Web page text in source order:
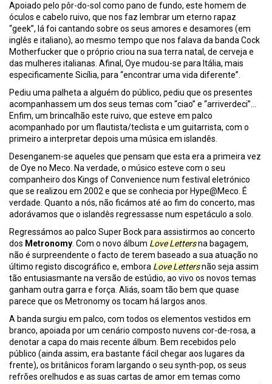
Apoiado pelo pôr-do-sol como pano de fundo, este homem de
óculos e cabelo ruivo, que nos faz lembrar um eterno rapaz
“geek”, lá foi cantando sobre os seus amores e desamores (em
inglês e italiano), ao mesmo tempo que nos falava da banda Cock
Motherfucker que o próprio criou na sua terra natal, de cerveja e
das mulheres italianas. Afinal, Oye mudou-se para Itália, mais
especificamente Sicília, para “encontrar uma vida diferente”.
Pediu uma palheta a alguém do público, pediu que os presentes
acompanhassem um dos seus temas com “ciao” e “arriverdeci”…
Enfim, um brincalhão este ruivo, que esteve em palco
acompanhado por um flautista/teclista e um guitarrista, com o
primeiro a interpretar depois uma música em islandês.
Desenganem-se aqueles que pensam que esta era a primeira vez
de Oye no Meco. Na verdade, o músico esteve com o seu
companheiro dos Kings of Convenience num festival eletrónico
que se realizou em 2002 e que se conhecia por Hype@Meco. É
verdade. Quanto a nós, não ficámos até ao fim do concerto, mas
adorávamos que o islandês regressasse num espetáculo a solo.
Regressámos ao palco Super Bock para assistirmos ao concerto
dos Metronomy. Com o novo álbum Love Lettersna bagagem,
não é surpreendente o facto de terem baseado a sua atuação no
último registo discográfico e, embora Love Lettersnão seja assim
tão entusiasmante na versão de estúdio, ao vivo os novos temas
ganham outra garra e força. Aliás, soam tão bem que quase
parece que os Metronomy os tocam há largos anos.
A banda surgiu em palco, com todos os elementos vestidos em
branco, apoiada por um cenário composto nuvens cor-de-rosa, a
denotar a capa do mais recente álbum. Bem recebidos pelo
público (ainda assim, era bastante fácil chegar aos lugares da
frente), os britânicos foram largando o seu synth-pop, os seus
refrões orelhudos e as suas cartas de amor em temas como